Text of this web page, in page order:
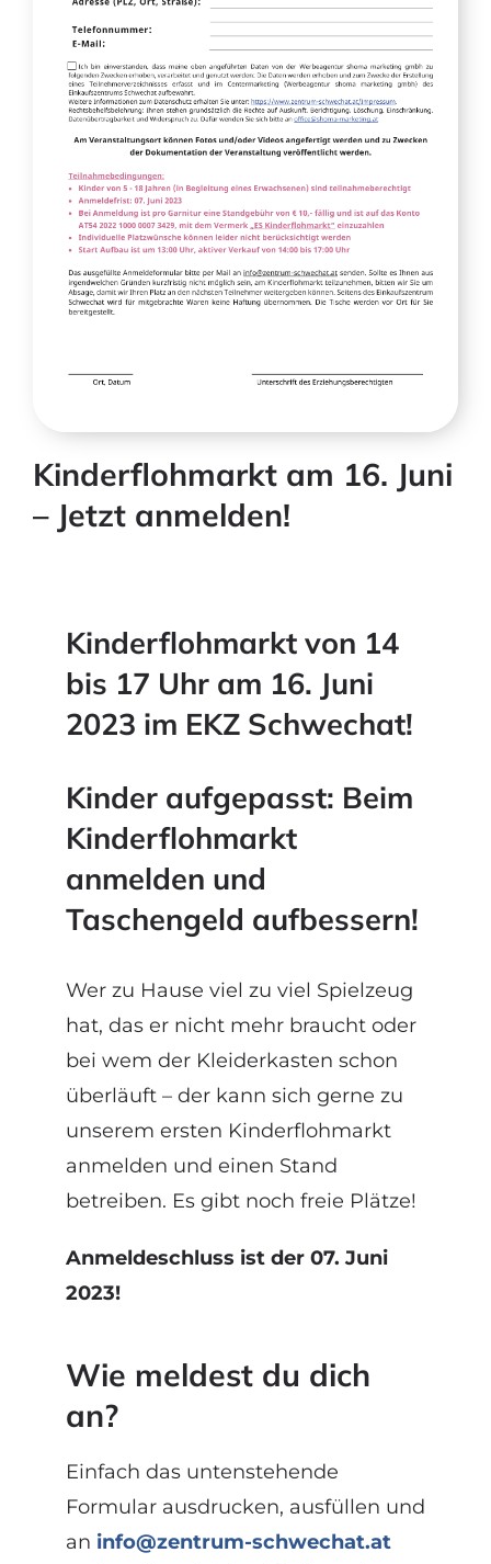
Kinderflohmarkt am 16. Juni
– Jetzt anmelden!
Kinderflohmarkt von 14
bis 17 Uhr am 16. Juni
2023 im EKZ Schwechat!
Kinder aufgepasst: Beim
Kinderflohmarkt
anmelden und
Taschengeld aufbessern!
Wer zu Hause viel zu viel Spielzeug
hat, das er nicht mehr braucht oder
bei wem der Kleiderkasten schon
überläuft – der kann sich gerne zu
unserem ersten Kinderflohmarkt
anmelden und einen Stand
betreiben. Es gibt noch freie Plätze!
Anmeldeschluss ist der 07. Juni
2023!
Wie meldest du dich
an?
Einfach das untenstehende
Formular ausdrucken, ausfüllen und
an info@zentrum-schwechat.at